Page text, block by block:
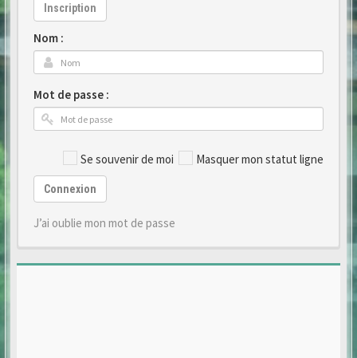
Inscription
Nom :
Mot de passe :
Se souvenir de moi Masquer mon statut ligne
Connexion
J’ai oublie mon mot de passe